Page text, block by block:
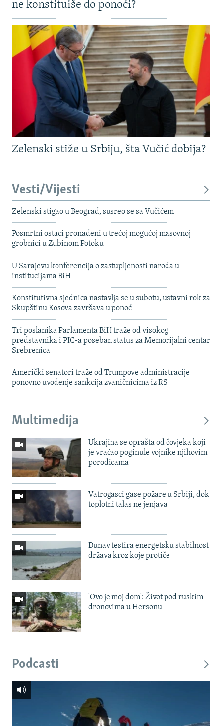
ne konstituiše do ponoći?
Zelenski stiže u Srbiju, šta Vučić dobija?
Vesti/Vijesti
Zelenski stigao u Beograd, susreo se sa Vučićem
Posmrtni ostaci pronađeni u trećoj mogućoj masovnoj
grobnici u Zubinom Potoku
U Sarajevu konferencija o zastupljenosti naroda u
institucijama BiH
Konstitutivna sjednica nastavlja se u subotu, ustavni rok za
Skupštinu Kosova završava u ponoć
Tri poslanika Parlamenta BiH traže od visokog
predstavnika i PIC-a poseban status za Memorijalni centar
Srebrenica
Američki senatori traže od Trumpove administracije
ponovno uvođenje sankcija zvaničnicima iz RS
Multimedija
Ukrajina se oprašta od čovjeka koji
je vraćao poginule vojnike njihovim
porodicama
Vatrogasci gase požare u Srbiji, dok
toplotni talas ne jenjava
Dunav testira energetsku stabilnost
država kroz koje protiče
'Ovo je moj dom': Život pod ruskim
dronovima u Hersonu
Podcasti